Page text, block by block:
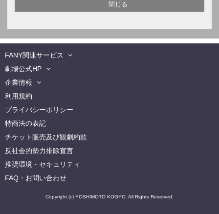
FANY関連サービス
劇場公式HP
企業情報
利用規約
プライバシーポリシー
特商法の表記
チケット販売及び観劇約款
反社会的勢力排除宣言
推奨環境・セキュリティ
FAQ・お問い合わせ
Copyright (c) YOSHIMOTO KOGYO. All Rights Reserved.